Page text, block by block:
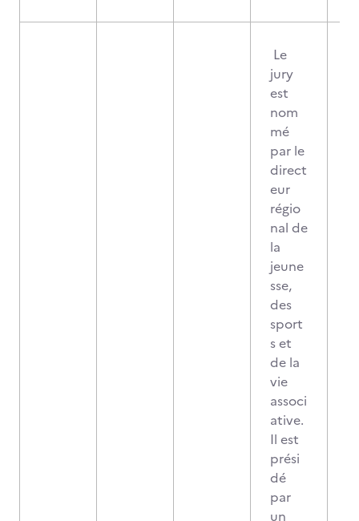
Le
jury
est
nom
mé
par le
direct
eur
régio
nal de
la
jeune
sse,
des
sport
s et
de la
vie
associ
ative.
Il est
prési
dé
par
un